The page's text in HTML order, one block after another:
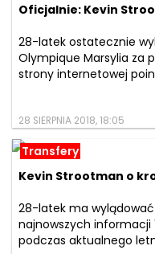
Oficjalnie: Kevin
28-latek ostatecznie
Olympique Marsylia za
strony internetowej
28 SIERPNIA 2018, 18:05
Transfery
Kevin Strootman o
28-latek ma wylądować
najnowszych informacji
podczas aktualnego